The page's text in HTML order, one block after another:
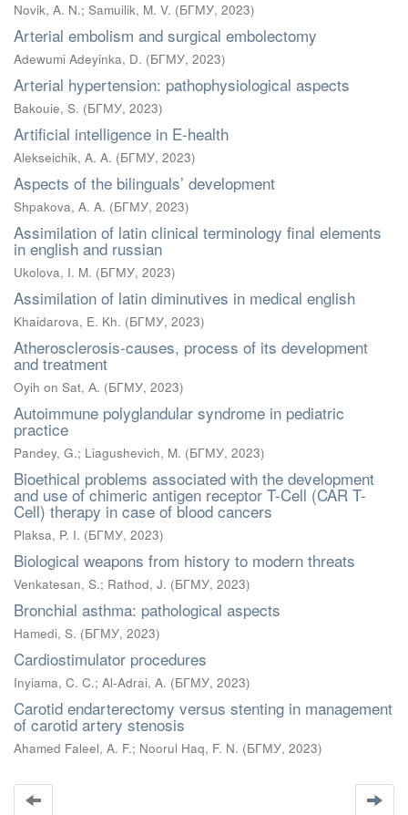
Novik, A. N.; Samuilik, M. V. (БГМУ, 2023)
Arterial embolism and surgical embolectomy
Adewumi Adeyinka, D. (БГМУ, 2023)
Arterial hypertension: pathophysiological aspects
Bakouie, S. (БГМУ, 2023)
Artificial intelligence in E-health
Alekseichik, A. A. (БГМУ, 2023)
Aspects of the bilinguals’ development
Shpakova, A. A. (БГМУ, 2023)
Assimilation of latin clinical terminology final elements
in english and russian
Ukolova, I. M. (БГМУ, 2023)
Assimilation of latin diminutives in medical english
Khaidarova, E. Kh. (БГМУ, 2023)
Atherosclerosis-causes, process of its development
and treatment
Oyih on Sat, А. (БГМУ, 2023)
Autoimmune polyglandular syndrome in pediatric
practice
Pandey, G.; Liagushevich, M. (БГМУ, 2023)
Bioethical problems associated with the development
and use of chimeric antigen receptor T-Cell (CAR T-
Cell) therapy in case of blood cancers
Plaksa, P. I. (БГМУ, 2023)
Biological weapons from history to modern threats
Venkatesan, S.; Rathod, J. (БГМУ, 2023)
Bronchial asthma: pathological aspects
Hamedi, S. (БГМУ, 2023)
Cardiostimulator procedures
Inyiama, C. C.; Al-Adrai, A. (БГМУ, 2023)
Carotid endarterectomy versus stenting in management
of carotid artery stenosis
Ahamed Faleel, A. F.; Noorul Haq, F. N. (БГМУ, 2023)